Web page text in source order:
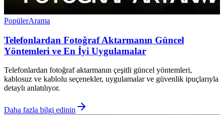
PopülerArama
Telefonlardan Fotoğraf Aktarmanın Güncel
Yöntemleri ve En İyi Uygulamalar
Telefonlardan fotoğraf aktarmanın çeşitli güncel yöntemleri,
kablosuz ve kablolu seçenekler, uygulamalar ve güvenlik ipuçlarıyla
detaylı anlatılıyor.
Daha fazla bilgi edinin